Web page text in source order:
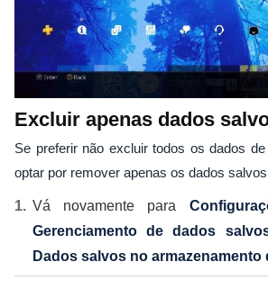
Excluir apenas dados
Se preferir não excluir todos os dados
optar por remover apenas os dados
Vá novamente para
Gerenciamento de dados
Dados salvos no armazenamento